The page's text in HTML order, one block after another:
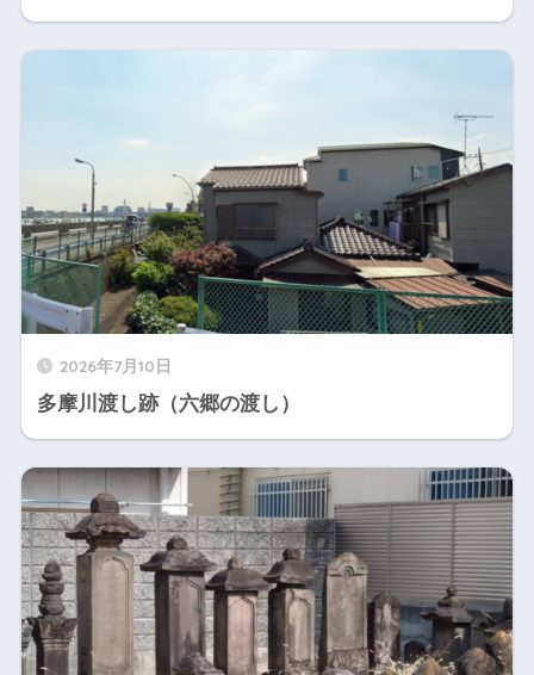
2026年7月10日
多摩川渡し跡（六郷の渡し）